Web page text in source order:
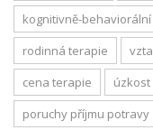
kognitivně-
rodinná terapie
cena terapie
úzkost
poruchy příjmu potravy